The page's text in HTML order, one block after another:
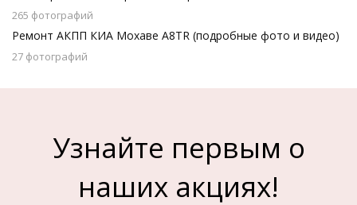
265 фотографий
Ремонт АКПП КИА Мохаве A8TR (подробные фото и видео)
27 фотографий
Узнайте первым о
наших акциях!